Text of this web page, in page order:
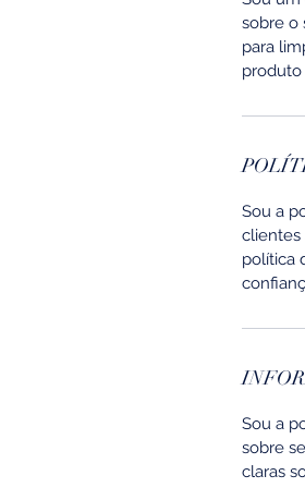
sobre o
para
Sou a
clientes
política
Sou a
sobre
claras